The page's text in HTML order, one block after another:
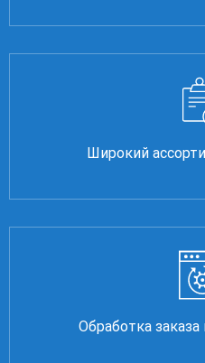
Широкий
Обработка